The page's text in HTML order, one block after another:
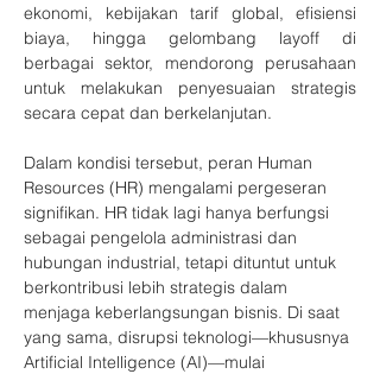
ekonomi, kebijakan tarif global, efisiensi
biaya, hingga gelombang layoff di
berbagai sektor, mendorong perusahaan
untuk melakukan penyesuaian strategis
secara cepat dan berkelanjutan.
Dalam kondisi tersebut, peran Human
Resources (HR) mengalami pergeseran
signifikan. HR tidak lagi hanya berfungsi
sebagai pengelola administrasi dan
hubungan industrial, tetapi dituntut untuk
berkontribusi lebih strategis dalam
menjaga keberlangsungan bisnis. Di saat
yang sama, disrupsi teknologi—khususnya
Artificial Intelligence (AI)—mulai